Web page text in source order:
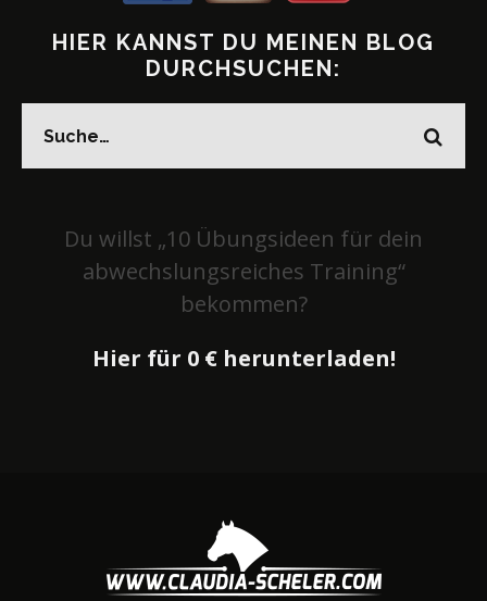
HIER KANNST DU MEINEN BLOG
DURCHSUCHEN:
Du willst „10 Übungsideen für dein
abwechslungsreiches Training“
bekommen?
Hier für 0 € herunterladen!